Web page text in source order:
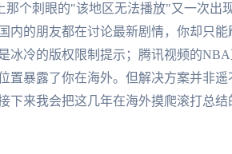
个刺眼的"该地区无法播放"又一次出
内的朋友都在讨论最新剧情，你却只能
冰冷的版权限制提示；腾讯视频的
暴露了你在海外。但解决方案并非遥
下来我会把这几年在海外摸爬滚打总